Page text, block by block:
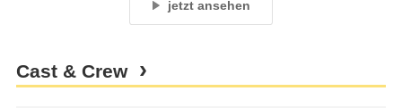
jetzt ansehen
Cast & Crew